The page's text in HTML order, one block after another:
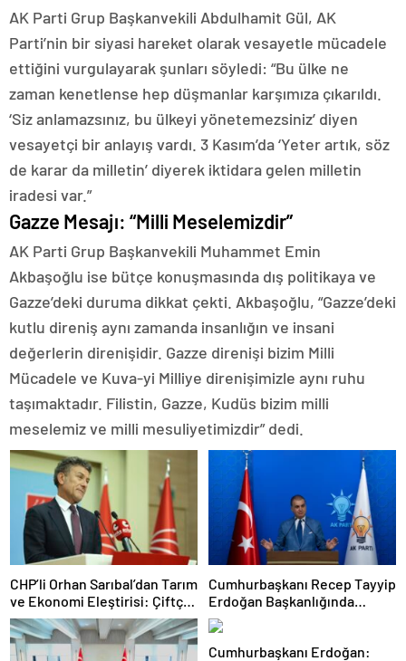
AK Parti Grup Başkanvekili Abdulhamit Gül, AK
Parti’nin bir siyasi hareket olarak vesayetle mücadele
ettiğini vurgulayarak şunları söyledi: “Bu ülke ne
zaman kenetlense hep düşmanlar karşımıza çıkarıldı.
‘Siz anlamazsınız, bu ülkeyi yönetemezsiniz’ diyen
vesayetçi bir anlayış vardı. 3 Kasım’da ‘Yeter artık, söz
de karar da milletin’ diyerek iktidara gelen milletin
iradesi var.”
Gazze Mesajı: “Milli Meselemizdir”
AK Parti Grup Başkanvekili Muhammet Emin
Akbaşoğlu ise bütçe konuşmasında dış politikaya ve
Gazze’deki duruma dikkat çekti. Akbaşoğlu, “Gazze’deki
kutlu direniş aynı zamanda insanlığın ve insani
değerlerin direnişidir. Gazze direnişi bizim Milli
Mücadele ve Kuva-yi Milliye direnişimizle aynı ruhu
taşımaktadır. Filistin, Gazze, Kudüs bizim milli
meselemiz ve milli mesuliyetimizdir” dedi.
CHP’li Orhan Sarıbal’dan Tarım
ve Ekonomi Eleştirisi: Çiftçi
Kaderiyle Baş Başa Kaldı
Cumhurbaşkanı Recep Tayyip
Erdoğan Başkanlığında
Toplanan AK Parti MKYK’da
Gündem “Terörsüz Türkiye”
Süreci Oldu
Cumhurbaşkanı Erdoğan: